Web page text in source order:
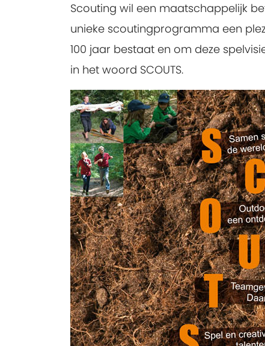
Scouting wil een maatschappelijk
unieke scoutingprogramma een
100 jaar bestaat en om deze
in het woord SCOUTS.